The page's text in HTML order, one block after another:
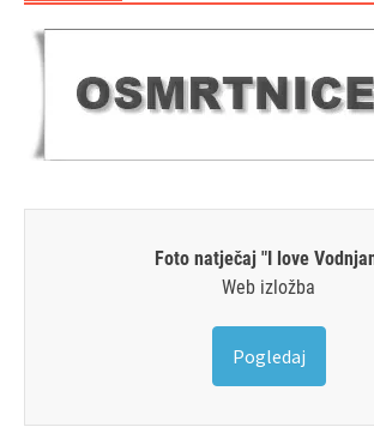
Foto natječaj "I love
Web izložba
Pogledaj